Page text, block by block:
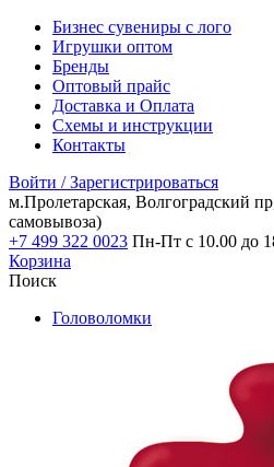
Бизнес сувениры с лого
Игрушки оптом
Бренды
Оптовый прайс
Доставка и Оплата
Схемы и инструкции
Контакты
Войти / Зарегистрироваться
м.Пролетарская, Волгоградский
самовывоза)
+7 499 322 0023 Пн-Пт с 10.00 до
Корзина
Поиск
Головоломки